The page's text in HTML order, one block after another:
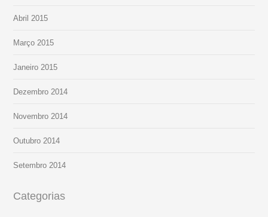
Abril 2015
Março 2015
Janeiro 2015
Dezembro 2014
Novembro 2014
Outubro 2014
Setembro 2014
Categorias